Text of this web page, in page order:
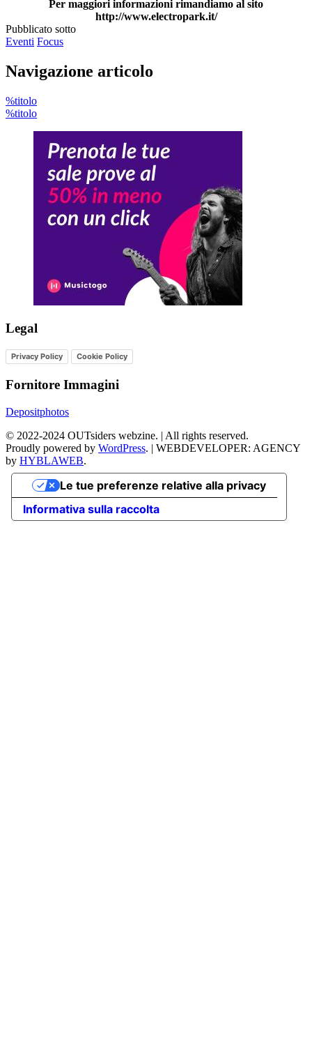
Per maggiori informazioni rimandiamo al sito
http://www.electropark.it/
Pubblicato sotto
Eventi Focus
Navigazione articolo
%titolo
%titolo
Legal
Privacy Policy Cookie Policy
Fornitore Immagini
Depositphotos
© 2022-2024 OUTsiders webzine. | All rights reserved.
Proudly powered by WordPress. | WEBDEVELOPER: AGENCY
by HYBLAWEB.
Informativa sulla raccolta
Le tue preferenze relative alla privacy